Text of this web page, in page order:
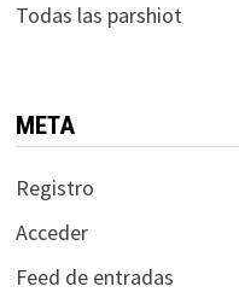
Todas las parshiot
META
Registro
Acceder
Feed de entradas